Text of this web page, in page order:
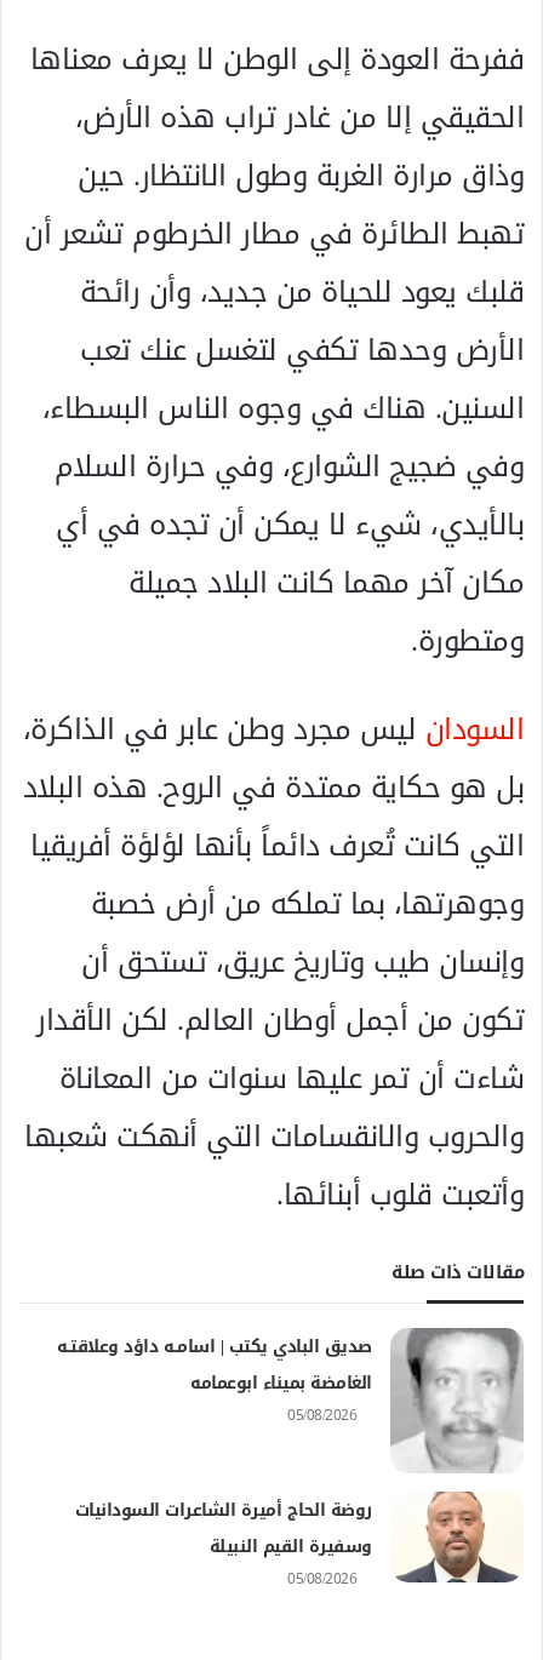
ففرحة العودة إلى الوطن لا يعرف معناها
الحقيقي إلا من غادر تراب هذه الأرض،
وذاق مرارة الغربة وطول الانتظار. حين
تهبط الطائرة في مطار الخرطوم تشعر أن
قلبك يعود للحياة من جديد، وأن رائحة
الأرض وحدها تكفي لتغسل عنك تعب
السنين. هناك في وجوه الناس البسطاء،
وفي ضجيج الشوارع، وفي حرارة السلام
بالأيدي، شيء لا يمكن أن تجده في أي
مكان آخر مهما كانت البلاد جميلة
ومتطورة.
السودان ليس مجرد وطن عابر في الذاكرة،
بل هو حكاية ممتدة في الروح. هذه البلاد
التي كانت تُعرف دائماً بأنها لؤلؤة أفريقيا
وجوهرتها، بما تملكه من أرض خصبة
وإنسان طيب وتاريخ عريق، تستحق أن
تكون من أجمل أوطان العالم. لكن الأقدار
شاءت أن تمر عليها سنوات من المعاناة
والحروب والانقسامات التي أنهكت شعبها
وأتعبت قلوب أبنائها.
مقالات ذات صلة
صديق البادي يكتب | اسامــه داؤد وعلاقتــه
الغامضة بميناء ابوعمامه
05/08/2026
روضة الحاج أميرة الشاعرات السودانيات
وسفيرة القيم النبيلة
05/08/2026